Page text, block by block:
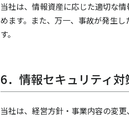
当社は、情報資産に応じた適切な
めます。また、万一、事故が発生
す。
6．情報セキュリティ
当社は、経営方針・事業内容の変